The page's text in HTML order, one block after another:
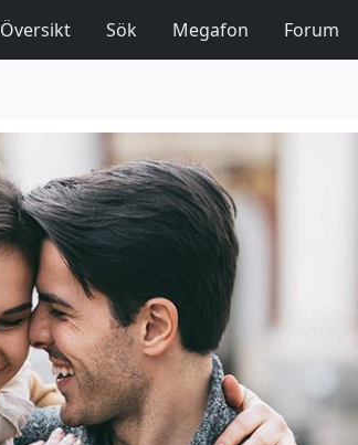
Översikt Sök Megafon Forum